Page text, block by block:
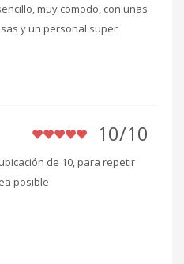
muy comodo, con unas
y un personal super
10/10
de 10, para repetir
posible